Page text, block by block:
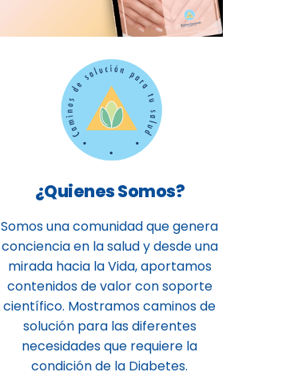
¿Quienes Somos?
Somos una comunidad que genera
conciencia en la salud y desde una
mirada hacia la Vida, aportamos
contenidos de valor con soporte
científico. Mostramos caminos de
solución para las diferentes
necesidades que requiere la
condición de la Diabetes.